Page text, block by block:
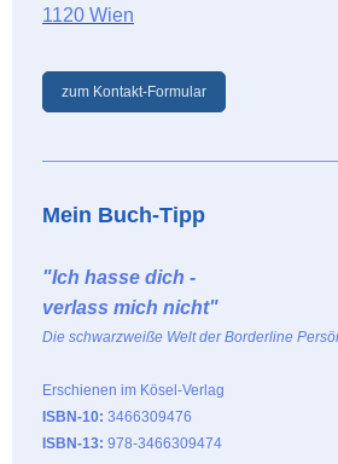
1120 Wien
zum Kontakt-Formular
Mein Buch-Tipp
"Ich hasse dich -
verlass mich nicht"
Die schwarzweiße Welt der Borderline
Erschienen im Kösel-Verlag
ISBN-10: 3466309476
ISBN-13: 978-3466309474